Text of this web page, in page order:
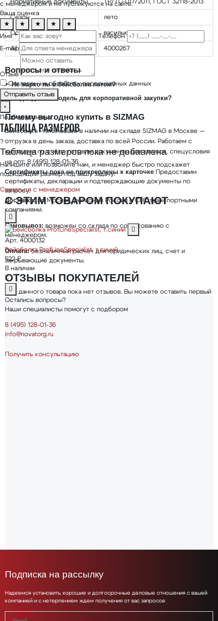
Сезон лето
Основной цвет васильковый
Артикул 4000267
Вопросы и ответы
Не жарко ли в бейсболке летом?
Подойдёт ли модель для корпоративной закупки?
Почему выгодно купить в SIZMAG
Бейсболка ProfLineBase в наличии на складе SIZMAG в Москве —
отгрузка в день заказа, доставка по всей России. Работаем с
юрлицами по счёту, готовим документы для закупок, спецусловия
на опт: 8 (495) 128-01-36.
Сертификаты пока не прикреплены к карточке Предоставим
сертификаты, декларации и подтверждающие документы по
запросу.
Доставка:по Москве, регионам России и СНГ транспортными
компаниями.
Самовывоз: возможен со склада по согласованию с
менеджером.
Оплата:безналичный расчет для юридических лиц, счет и
закрывающие документы.
ОТЗЫВЫ ПОКУПАТЕЛЕЙ
Для данного товара пока нет отзывов. Вы можете оставить первый
отзыв, он появится после модерации.
★
Отзывов пока нет
с менеджером и не публикуются на сайте.
Ваша оценка
★
★ ★ ★
★
Имя *
Телефон
E-mail
Отзыв
Согласен на обработку персональных данных
Отправить отзыв
×
Подбор размера
ТАБЛИЦА РАЗМЕРОВ
?
Таблица размеров пока не добавлена
Напишите или позвоните нам, и менеджер быстро подскажет
подходящий размер под вашу задачу.
Связаться с менеджером
С ЭТИМ ТОВАРОМ ПОКУПАЮТ
Арт. 4000132
Бейсболка ProfLineSpecialist, т.синий
522 ₽
В наличии
Остались вопросы?
Наши специалисты помогут с подбором
8 (495) 128-01-36
info@novatorg.ru
Получить консультацию
Подписка на рассылку
Надеемся установить хорошие и долгосрочные деловые отношения с вашей
компанией и с нетерпением ждем получения от вас запросов